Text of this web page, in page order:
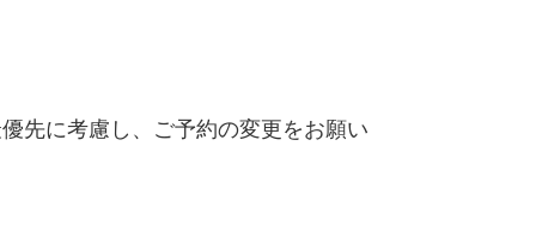
先に考慮し、ご予約の変更をお願い